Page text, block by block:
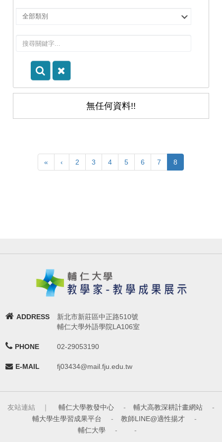
所/
所
選
別
無任何資料!!
« ‹ 2 3 4 5 6 7 8
ADDRESS
新北市新莊區中正路510號
輔仁大學外語學院LA106室
PHONE 02-29053190
E-MAIL fj03434@mail.fju.edu.tw
友站連結 ｜ 輔仁大學教發中心 - 輔大高教深耕計畫網站
-
輔大學生學習成果平台
- 教師LINE@適性揚才
-
輔仁大學
- -